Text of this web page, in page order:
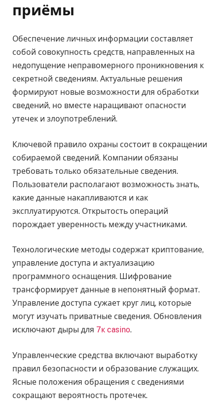
приёмы
Обеспечение личных информации составляет
собой совокупность средств, направленных на
недопущение неправомерного проникновения к
секретной сведениям. Актуальные решения
формируют новые возможности для обработки
сведений, но вместе наращивают опасности
утечек и злоупотреблений.
Ключевой правило охраны состоит в сокращении
собираемой сведений. Компании обязаны
требовать только обязательные сведения.
Пользователи располагают возможность знать,
какие данные накапливаются и как
эксплуатируются. Открытость операций
порождает уверенность между участниками.
Технологические методы содержат криптование,
управление доступа и актуализацию
программного оснащения. Шифрование
трансформирует данные в непонятный формат.
Управление доступа сужает круг лиц, которые
могут изучать приватные сведения. Обновления
исключают дыры для 7к casino.
Управленческие средства включают выработку
правил безопасности и образование служащих.
Ясные положения обращения с сведениями
сокращают вероятность протечек.